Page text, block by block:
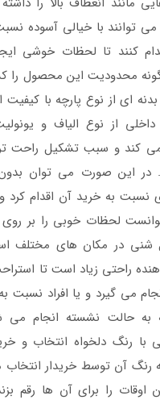
توانند با خیالی آسوده
کنند تا لحظات خوشی
محدودیت این محصول را
ای از نوع پارچه با
از نوع الیاف و
می کند و سبب تشکیل راحت
این صورت می توان
به خرید آن اقدام کرد
لحظات خوبی را بر
شنی در مکان های مختلف
راحتی زیاد است تا
می گیرد و یا افراد نسبت
به حالت نشسته انجام می
با رنگ دلخواه انتخاب و
رنگ آن توسط خریدار
اوقات را برای آن ها رقم